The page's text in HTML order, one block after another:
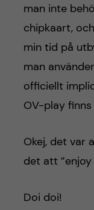
man inte
chipkaart,
min tid på
man
officiellt
OV-play finns
Okej, det var
det att
Doi doi!